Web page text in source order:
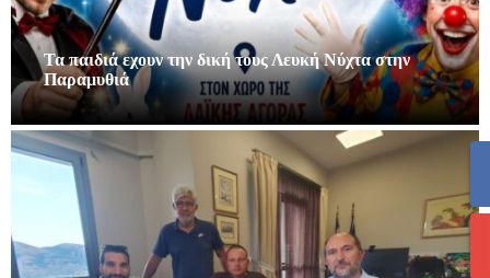
Τα παιδιά εχουν την δική τους Λευκή Νύχτα στην
Παραμυθιά